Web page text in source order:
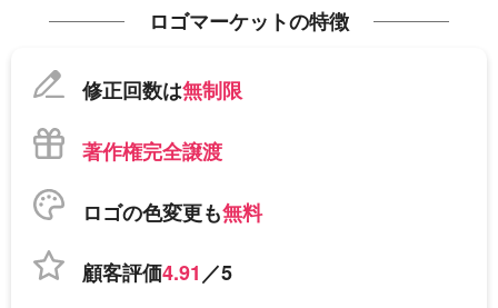
ロゴマーケットの特徴
修正回数は無制限
著作権完全譲渡
ロゴの色変更も無料
顧客評価4.91／5